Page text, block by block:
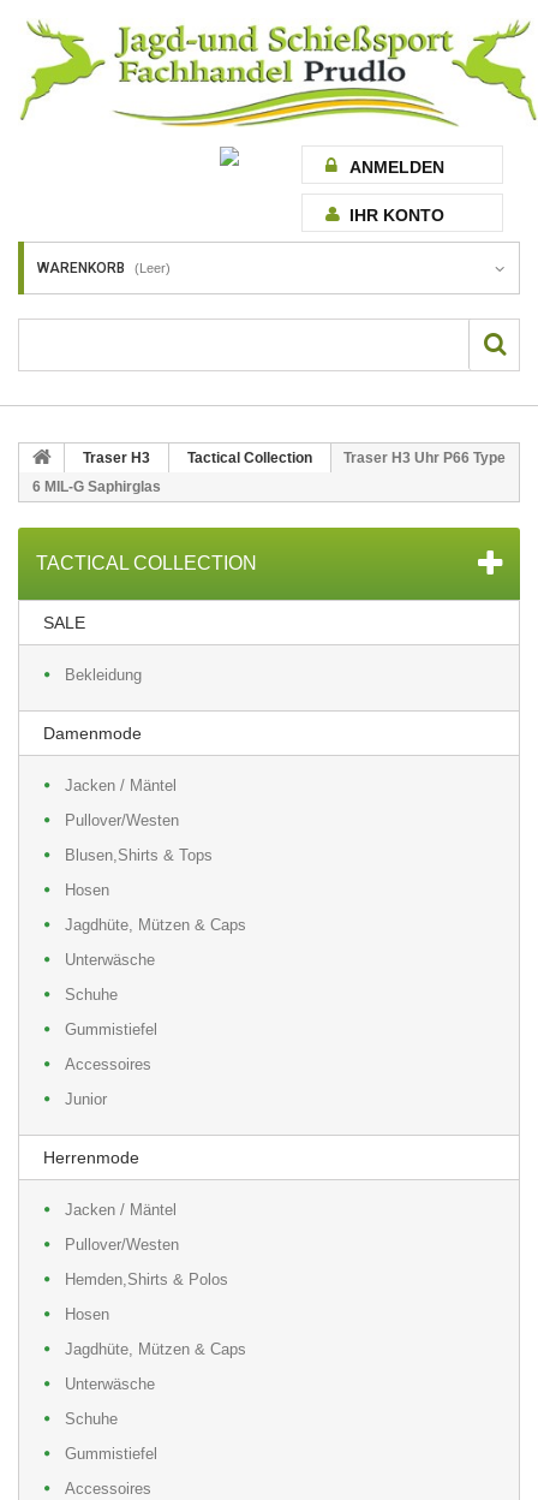
ANMELDEN
IHR KONTO
WARENKORB (Leer)
Traser H3 Tactical Collection
Traser H3 Uhr P66 Type
6 MIL-G Saphirglas
TACTICAL COLLECTION
SALE
Bekleidung
Damenmode
Jacken / Mäntel
Pullover/Westen
Blusen,Shirts & Tops
Hosen
Jagdhüte, Mützen & Caps
Unterwäsche
Schuhe
Gummistiefel
Accessoires
Junior
Herrenmode
Jacken / Mäntel
Pullover/Westen
Hemden,Shirts & Polos
Hosen
Jagdhüte, Mützen & Caps
Unterwäsche
Schuhe
Gummistiefel
Accessoires